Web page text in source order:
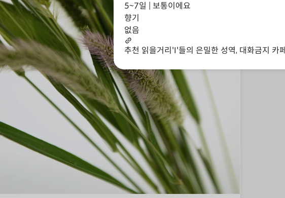
5~7일 | 보통이에요
향기
없음
추천 읽을거리 'I'들의 은밀한 성역, 대화금지 카페